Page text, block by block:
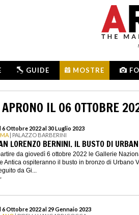
GUIDE MOSTRE
IL 06 OTTOBRE
6 Ottobre 2022 al 30 Luglio 2023
| PALAZZO BARBERINI
LORENZO BERNINI. IL BUSTO DI
da giovedì 6 ottobre 2022 le Gallerie
Antica ospiteranno il busto in bronzo di Urbano
da Gi...
6 Ottobre 2022 al 29 Gennaio 2023